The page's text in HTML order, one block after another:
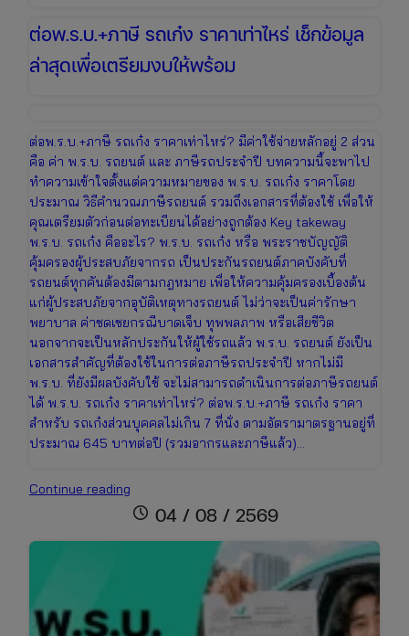
ต่อพ.ร.บ.+ภาษี รถเก๋ง ราคาเท่าไหร่ เช็กข้อมูล
ล่าสุดเพื่อเตรียมงบให้พร้อม
ต่อพ.ร.บ.+ภาษี รถเก๋ง ราคาเท่าไหร่? มีค่าใช้จ่ายหลักอยู่ 2 ส่วน
คือ ค่า พ.ร.บ. รถยนต์ และ ภาษีรถประจำปี บทความนี้จะพาไป
ทำความเข้าใจตั้งแต่ความหมายของ พ.ร.บ. รถเก๋ง ราคาโดย
ประมาณ วิธีคำนวณภาษีรถยนต์ รวมถึงเอกสารที่ต้องใช้ เพื่อให้
คุณเตรียมตัวก่อนต่อทะเบียนได้อย่างถูกต้อง Key takeway
พ.ร.บ. รถเก๋ง คืออะไร? พ.ร.บ. รถเก๋ง หรือ พระราชบัญญัติ
คุ้มครองผู้ประสบภัยจากรถ เป็นประกันรถยนต์ภาคบังคับที่
รถยนต์ทุกคันต้องมีตามกฎหมาย เพื่อให้ความคุ้มครองเบื้องต้น
แก่ผู้ประสบภัยจากอุบัติเหตุทางรถยนต์ ไม่ว่าจะเป็นค่ารักษา
พยาบาล ค่าชดเชยกรณีบาดเจ็บ ทุพพลภาพ หรือเสียชีวิต
นอกจากจะเป็นหลักประกันให้ผู้ใช้รถแล้ว พ.ร.บ. รถยนต์ ยังเป็น
เอกสารสำคัญที่ต้องใช้ในการต่อภาษีรถประจำปี หากไม่มี
พ.ร.บ. ที่ยังมีผลบังคับใช้ จะไม่สามารถดำเนินการต่อภาษีรถยนต์
ได้ พ.ร.บ. รถเก๋ง ราคาเท่าไหร่? ต่อพ.ร.บ.+ภาษี รถเก๋ง ราคา
สำหรับ รถเก๋งส่วนบุคคลไม่เกิน 7 ที่นั่ง ตามอัตรามาตรฐานอยู่ที่
ประมาณ 645 บาทต่อปี (รวมอากรและภาษีแล้ว)…
Continue reading
รถ
เช็ก
ข้อมูล
schedule 04 / 08 / 2569